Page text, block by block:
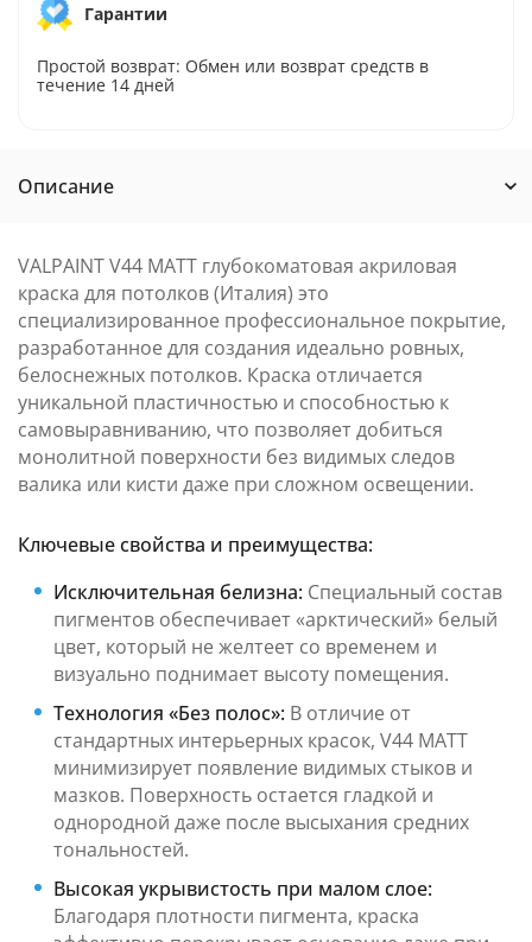
Гарантии
Простой возврат: Обмен или возврат средств в
течение 14 дней
Описание
VALPAINT V44 MATT глубокоматовая акриловая
краска для потолков (Италия) это
специализированное профессиональное покрытие,
разработанное для создания идеально ровных,
белоснежных потолков. Краска отличается
уникальной пластичностью и способностью к
самовыравниванию, что позволяет добиться
монолитной поверхности без видимых следов
валика или кисти даже при сложном освещении.
Ключевые свойства и преимущества:
Исключительная белизна: Специальный состав
пигментов обеспечивает «арктический» белый
цвет, который не желтеет со временем и
визуально поднимает высоту помещения.
Технология «Без полос»: В отличие от
стандартных интерьерных красок, V44 MATT
минимизирует появление видимых стыков и
мазков. Поверхность остается гладкой и
однородной даже после высыхания средних
тональностей.
Высокая укрывистость при малом слое:
Благодаря плотности пигмента, краска